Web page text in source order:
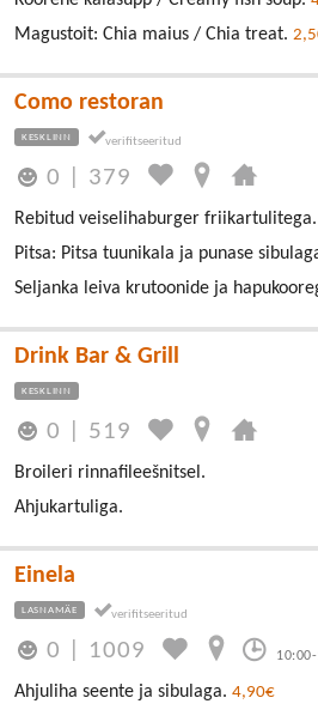
Magustoit: Chia maius / Chia treat.
Como restoran
KESKLINN
0 379
Rebitud veiselihaburger friikartulitega.
Pitsa: Pitsa tuunikala ja punase
Seljanka leiva krutoonide ja
Drink Bar & Grill
KESKLINN
0 519
Broileri rinnafileešnitsel.
Ahjukartuliga.
Einela
LASNAMÄE
0 1009
Ahjuliha seente ja sibulaga. 4,90€